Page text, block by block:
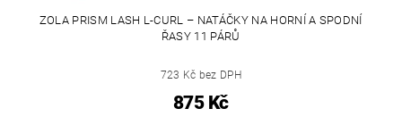
ZOLA PRISM LASH L-CURL – NATÁČKY NA HORNÍ A SPODNÍ
ŘASY 11 PÁRŮ
723 Kč bez DPH
875 Kč